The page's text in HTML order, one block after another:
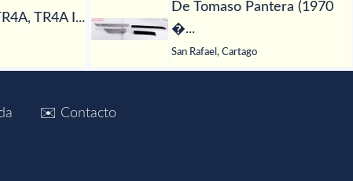
TR4A I...
De Tomaso Pantera (1970
�...
San Rafael, Cartago
✉️ Contacto